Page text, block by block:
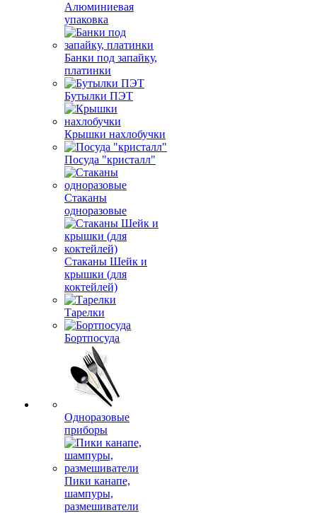
Алюминиевая
упаковка
Банки под запайку,
платинки
Бутылки ПЭТ
Крышки нахлобучки
Посуда "кристалл"
Стаканы
одноразовые
Стаканы Шейк и
крышки (для
коктейлей)
Тарелки
Бортпосуда
Одноразовые
приборы
Пики канапе,
шампуры,
размешиватели